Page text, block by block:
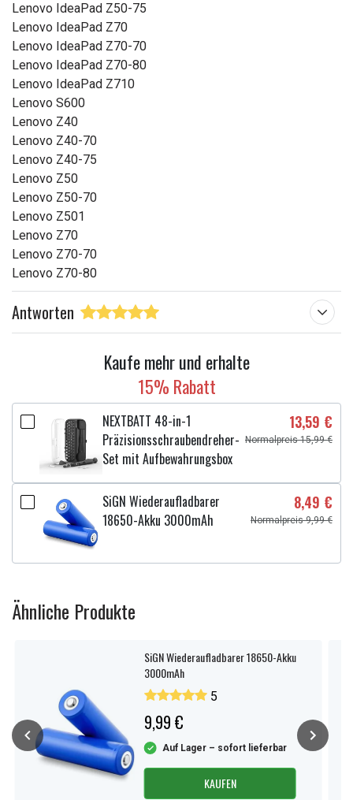
Lenovo IdeaPad Z50-75
Lenovo IdeaPad Z70
Lenovo IdeaPad Z70-70
Lenovo IdeaPad Z70-80
Lenovo IdeaPad Z710
Lenovo S600
Lenovo Z40
Lenovo Z40-70
Lenovo Z40-75
Lenovo Z50
Lenovo Z50-70
Lenovo Z501
Lenovo Z70
Lenovo Z70-70
Lenovo Z70-80
Antworten
Kaufe mehr und erhalte
15% Rabatt
NEXTBATT 48-in-1
Präzisionsschraubendreher-
Set mit Aufbewahrungsbox
13,59 €
Normalpreis 15,99 €
SiGN Wiederaufladbarer
18650-Akku 3000mAh
8,49 €
Normalpreis 9,99 €
Ähnliche Produkte
SiGN Wiederaufladbarer 18650-Akku
3000mAh
5
9,99 €
Auf Lager – sofort lieferbar
KAUFEN